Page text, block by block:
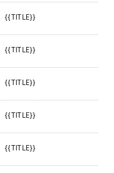
{{TITLE}}
{{TITLE}}
{{TITLE}}
{{TITLE}}
{{TITLE}}